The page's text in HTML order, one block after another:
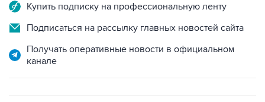
Купить подписку на профессиональную ленту
Подписаться на рассылку главных новостей сайта
Получать оперативные новости в официальном
канале